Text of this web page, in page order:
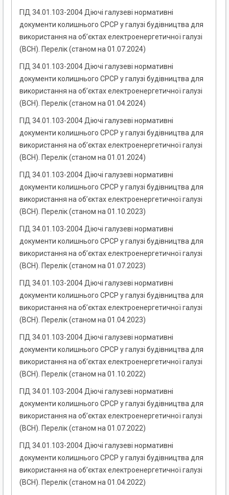
ГІД 34.01.103-2004 Діючі галузеві нормативні
документи колишнього СРСР у галузі будівництва для
використання на об’єктах електроенергетичної галузі
(ВСН). Перелік (станом на 01.07.2024)
ГІД 34.01.103-2004 Діючі галузеві нормативні
документи колишнього СРСР у галузі будівництва для
використання на об’єктах електроенергетичної галузі
(ВСН). Перелік (станом на 01.04.2024)
ГІД 34.01.103-2004 Діючі галузеві нормативні
документи колишнього СРСР у галузі будівництва для
використання на об’єктах електроенергетичної галузі
(ВСН). Перелік (станом на 01.01.2024)
ГІД 34.01.103-2004 Діючі галузеві нормативні
документи колишнього СРСР у галузі будівництва для
використання на об’єктах електроенергетичної галузі
(ВСН). Перелік (станом на 01.10.2023)
ГІД 34.01.103-2004 Діючі галузеві нормативні
документи колишнього СРСР у галузі будівництва для
використання на об’єктах електроенергетичної галузі
(ВСН). Перелік (станом на 01.07.2023)
ГІД 34.01.103-2004 Діючі галузеві нормативні
документи колишнього СРСР у галузі будівництва для
використання на об’єктах електроенергетичної галузі
(ВСН). Перелік (станом на 01.04.2023)
ГІД 34.01.103-2004 Діючі галузеві нормативні
документи колишнього СРСР у галузі будівництва для
використання на об’єктах електроенергетичної галузі
(ВСН). Перелік (станом на 01.10.2022)
ГІД 34.01.103-2004 Діючі галузеві нормативні
документи колишнього СРСР у галузі будівництва для
використання на об’єктах електроенергетичної галузі
(ВСН). Перелік (станом на 01.07.2022)
ГІД 34.01.103-2004 Діючі галузеві нормативні
документи колишнього СРСР у галузі будівництва для
використання на об’єктах електроенергетичної галузі
(ВСН). Перелік (станом на 01.04.2022)